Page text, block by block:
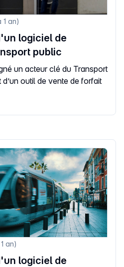
an)
logiciel de
public
un acteur clé du Transport
outil de vente de forfait
an)
logiciel de